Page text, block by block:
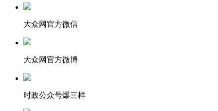
大众网官方微信
大众网官方微博
时政公众号爆三样